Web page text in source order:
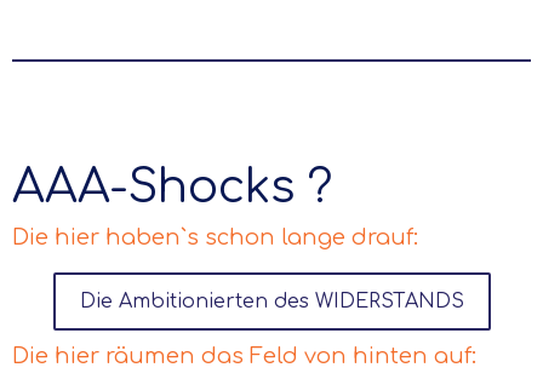
AAA-Shocks ?
Die hier haben`s schon lange drauf:
Die Ambitionierten des WIDERSTANDS
Die hier räumen das Feld von hinten auf: